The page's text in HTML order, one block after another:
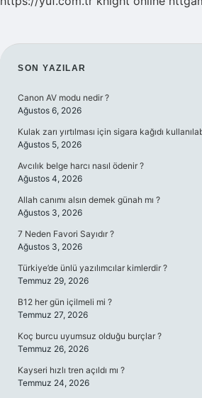
SIDEBAR
SON YAZILAR
Canon AV modu nedir ?
Ağustos 6, 2026
Kulak zarı yırtılması için sigara kağıdı
Ağustos 5, 2026
Avcılık belge harcı nasıl ödenir ?
Ağustos 4, 2026
Allah canımı alsın demek günah mı ?
Ağustos 3, 2026
7 Neden Favori Sayıdır ?
Ağustos 3, 2026
Türkiye’de ünlü yazılımcılar kimlerdir ?
Temmuz 29, 2026
B12 her gün içilmeli mi ?
Temmuz 27, 2026
Koç burcu uyumsuz olduğu burçlar ?
Temmuz 26, 2026
Kayseri hızlı tren açıldı mı ?
Temmuz 24, 2026